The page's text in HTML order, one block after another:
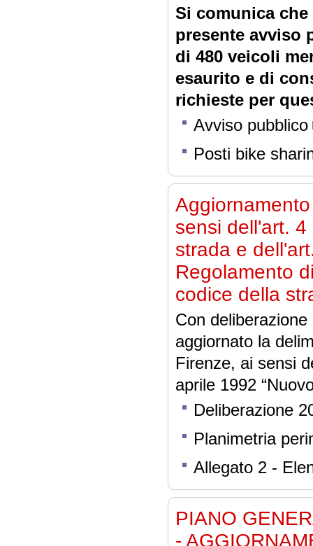
Si comunica
presente avviso
di 480 veicoli
esaurito e di
richieste per
Avviso pubblico
Posti bike
sensi dell'art.
strada e
Regolamento
codice della
Con
aggiornato la
Firenze, ai sensi
aprile 1992
Deliberazione
Planimetria
Allegato 2 -
PIANO
-